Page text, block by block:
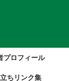
プロフィール
ちリンク集